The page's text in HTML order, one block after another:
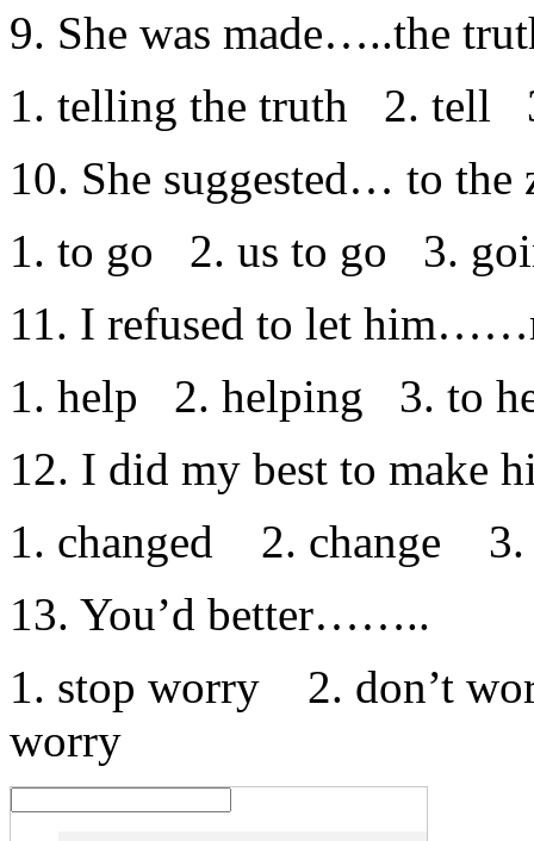
9. She was made…..the
1. telling the truth 2. tell
10. She suggested… to the
1. to go 2. us to go 3.
11. I refused to let
1. help 2. helping 3. to
12. I did my best to make
1. changed 2. change
13. You’d better……..
1. stop worry 2. don’t
worry